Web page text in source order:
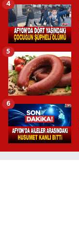
4
5
6